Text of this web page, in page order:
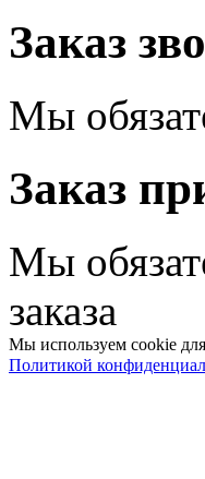
Заказ
Мы
Заказ
Мы
заказа
Мы используем cookie
Политикой